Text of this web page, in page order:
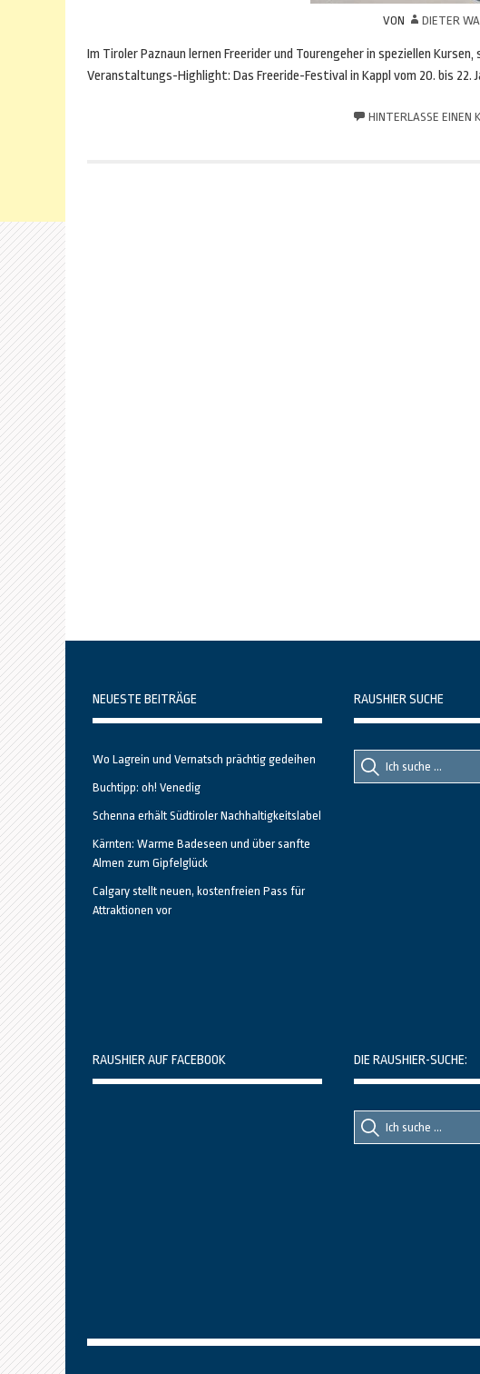
VON DIETER
Im Tiroler Paznaun lernen Freerider und Tourengeher in speziellen
Veranstaltungs-Highlight: Das Freeride-Festival in Kappl vom 20. bis 22.
HINTERLASSE EINEN
NEUESTE BEITRÄGE
Wo Lagrein und Vernatsch prächtig gedeihen
Buchtipp: oh! Venedig
Schenna erhält Südtiroler Nachhaltigkeitslabel
Kärnten: Warme Badeseen und über sanfte
Almen zum Gipfelglück
Calgary stellt neuen, kostenfreien Pass für
Attraktionen vor
RAUSHIER SUCHE
Suche
nach::
Suche
nach:
RAUSHIER AUF FACEBOOK DIE RAUSHIER-SUCHE:
Suche
nach::
Suche
nach: